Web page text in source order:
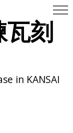
瓦刻
in KANSAI